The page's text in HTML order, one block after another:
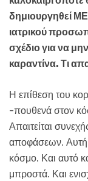
δημιουργηθεί
ιατρικού
σχέδιο για να
καραντίνα. Τι
Η επίθεση του
-πουθενά στον
Απαιτείται
αποφάσεων. Αυτή
κόσμο. Και αυτό
μπροστά. Και